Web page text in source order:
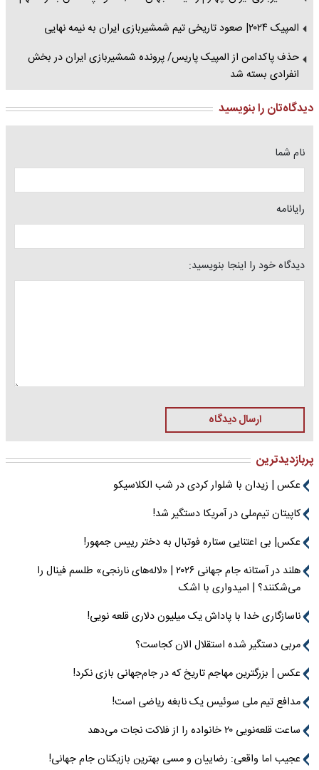
المپیک ۲۰۲۴| صعود تاریخی تیم شمشیربازی ایران به نیمه نهایی
حذف پاکدامن از المپیک پاریس/ پرونده شمشیربازی ایران در بخش
انفرادی بسته شد
دیدگاه‌تان را بنویسید
نام شما
رایانامه
دیدگاه خود را اینجا بنویسید:
ارسال دیدگاه
پربازدیدترین
عکس | زیدان با شلوار کردی در شب الکلاسیکو
کاپیتان تیم‌ملی در آمریکا دستگیر شد!
عکس| بی اعتنایی ستاره فوتبال به دختر رییس جمهور!
هلند در آستانه جام جهانی ۲۰۲۶ | «لاله‌های نارنجی» طلسم فینال را
می‌شکنند؟ | امیدواری با اشک
ناسازگاری خدا با پاداش یک میلیون دلاری قلعه نویی!
مربی دستگیر شده استقلال الان کجاست؟
عکس | بزرگترین مهاجم تاریخ که در جام‌جهانی بازی نکرد!
مدافع تیم ملی سوئیس یک نابغه ریاضی است!
ساعت قلعه‌نویی ۲۰ خانواده را از فلاکت نجات می‌دهد
عجیب اما واقعی: رضاییان و مسی بهترین بازیکنان جام جهانی!